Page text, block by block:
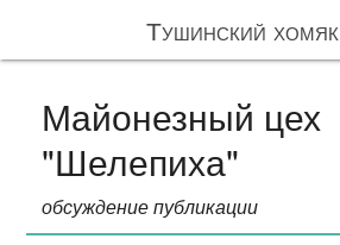
Тушинский хомяк
Майонезный цех
"Шелепиха"
обсуждение публикации